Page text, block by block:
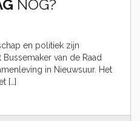
NOG?
en politiek zijn
van de Raad
in Nieuwsuur. Het
[…]